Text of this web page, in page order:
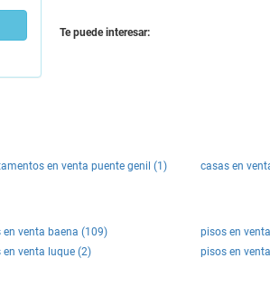
Te puede interesar:
en venta puente genil (1) casas en
en venta baena (109) pisos en
en venta luque (2) pisos en